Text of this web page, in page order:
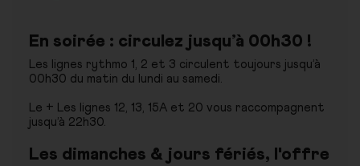
En soirée : circulez jusqu’à 00h30 !
Les lignes rythmo 1, 2 et 3 circulent toujours jusqu’à
00h30 du matin du lundi au samedi.
Le + Les lignes 12, 13, 15A et 20 vous raccompagnent
jusqu’à 22h30.
Les dimanches & jours fériés, l'offre